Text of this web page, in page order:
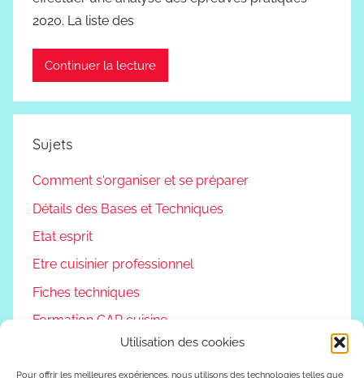
Utilisation des cookies
Pour offrir les meilleures expériences, nous utilisons des technologies telles que
2020. La liste des
Continuer la lecture
Sujets
Comment s'organiser et se préparer
Détails des Bases et Techniques
Etat esprit
Etre cuisinier professionnel
Fiches techniques
Formation CAP cuisine